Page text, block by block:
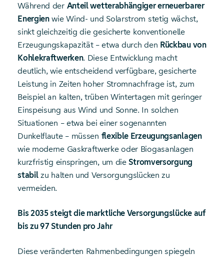
Während der Anteil wetterabhängiger erneuerbarer
Energienwie Wind- und Solarstrom stetig wächst,
sinkt gleichzeitig die gesicherte konventionelle
Erzeugungskapazität – etwa durch den Rückbau von
Kohlekraftwerken. Diese Entwicklung macht
deutlich, wie entscheidend verfügbare, gesicherte
Leistung in Zeiten hoher Stromnachfrage ist, zum
Beispiel an kalten, trüben Wintertagen mit geringer
Einspeisung aus Wind und Sonne. In solchen
Situationen – etwa bei einer sogenannten
Dunkelflaute – müssen flexible Erzeugungsanlagen
wie moderne Gaskraftwerke oder Biogasanlagen
kurzfristig einspringen, um dieStromversorgung
stabilzu halten und Versorgungslücken zu
vermeiden.
Bis 2035 steigt die marktliche Versorgungslücke auf
bis zu 97 Stunden pro Jahr
Diese veränderten Rahmenbedingungen spiegeln